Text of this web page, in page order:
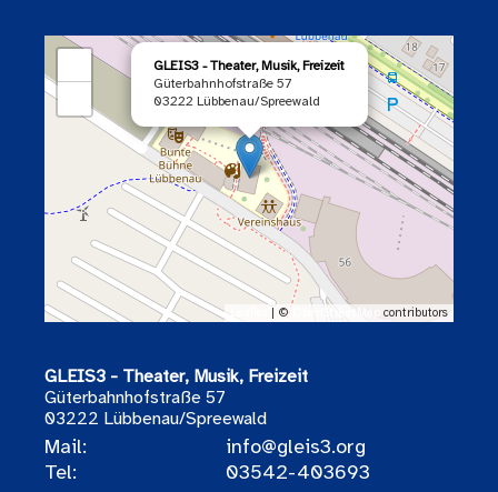
GLEIS3 - Theater, Musik, Freizeit
Güterbahnhofstraße 57
03222 Lübbenau/Spreewald
| © contributors
GLEIS3 - Theater, Musik, Freizeit
Güterbahnhofstraße 57
03222 Lübbenau/Spreewald
Mail:
info@gleis3.org
Tel:
03542-403693